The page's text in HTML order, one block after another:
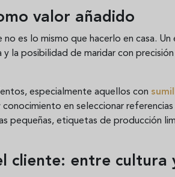
valor añadido
no es lo mismo que hacerlo en casa.
la posibilidad de maridar con
especialmente aquellos con
en seleccionar
pequeñas, etiquetas de producción
cliente: entre cultura